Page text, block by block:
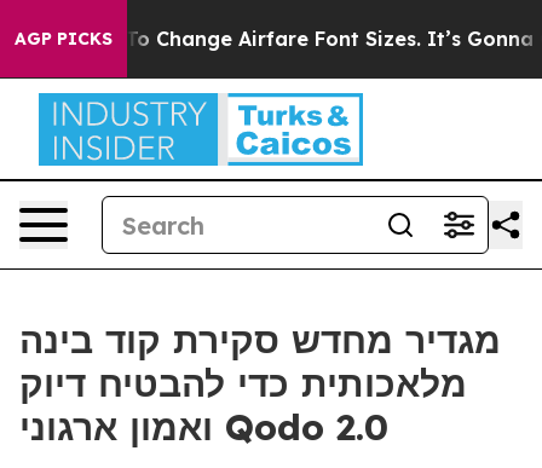
AGP PICKSTo Change Airfare Font Sizes. It’s Gonna
מגדיר מחדש סקירת קוד בינה
מלאכותית כדי להבטיח דיוק
ואמון ארגוני Qodo 2.0